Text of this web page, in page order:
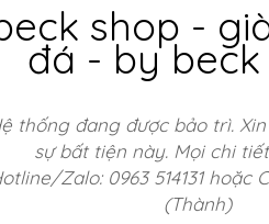
shop -
đá - by
thống đang được bảo trì.
sự bất tiện này. Mọi chi
Zalo: 0963 514131 hoặc
(Thành)